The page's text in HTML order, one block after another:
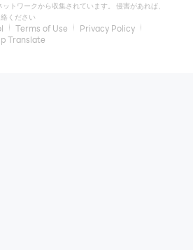
トワークから収集されています。 侵害があれば、
ください
Terms of Use
Privacy Policy
Translate